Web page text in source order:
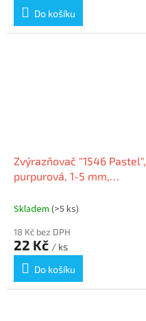
Do košíku
Zvýrazňovač "1546 Pastel",
purpurová, 1-5 mm,
Skladem (>5 ks)
18 Kč bez DPH
22 Kč / ks
Do košíku